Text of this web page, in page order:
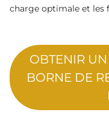
charge optimale et les
OBTENIR
BORNE DE